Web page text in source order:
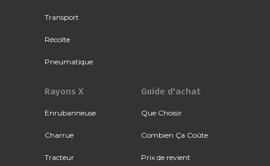
Transport
Récolte
Pneumatique
Rayons X
Enrubanneuse
Charrue
Tracteur
Guide d'achat
Que Choisir
Combien Ça Coûte
Prix de revient